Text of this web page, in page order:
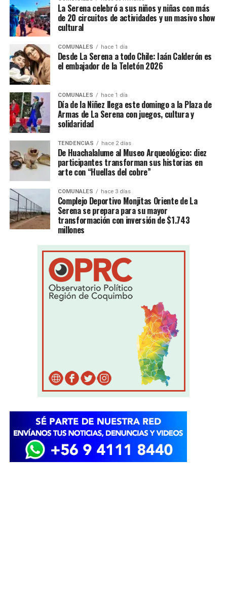
La Serena celebró a sus niños y niñas con más
de 20 circuitos de actividades y un masivo show
cultural
COMUNALES hace 1 día
Desde La Serena a todo Chile: Iaán Calderón es
el embajador de la Teletón 2026
COMUNALES hace 1 día
Día de la Niñez llega este domingo a la Plaza de
Armas de La Serena con juegos, cultura y
solidaridad
TENDENCIAS hace 2 días
De Huachalalume al Museo Arqueológico: diez
participantes transforman sus historias en
arte con “Huellas del cobre”
COMUNALES hace 3 días
Complejo Deportivo Monjitas Oriente de La
Serena se prepara para su mayor
transformación con inversión de $1.743
millones